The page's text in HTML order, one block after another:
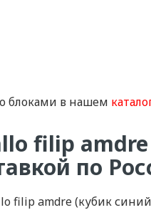
блоками в нашем
filip
по
filip amdre (кубик